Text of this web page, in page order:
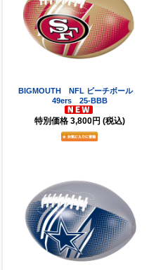
BIGMOUTH NFL ビーチボール
49ers 25-BBB
特別価格 3,800円 (税込)